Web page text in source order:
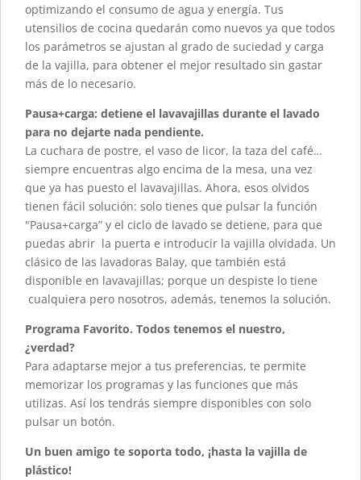
optimizando el consumo de agua y energía. Tus
utensilios de cocina quedarán como nuevos ya que todos
los parámetros se ajustan al grado de suciedad y carga
de la vajilla, para obtener el mejor resultado sin gastar
más de lo necesario.
Pausa+carga: detiene el lavavajillas durante el lavado
para no dejarte nada pendiente.
La cuchara de postre, el vaso de licor, la taza del café…
siempre encuentras algo encima de la mesa, una vez
que ya has puesto el lavavajillas. Ahora, esos olvidos
tienen fácil solución: solo tienes que pulsar la función
"Pausa+carga” y el ciclo de lavado se detiene, para que
puedas abrir la puerta e introducir la vajilla olvidada. Un
clásico de las lavadoras Balay, que también está
disponible en lavavajillas; porque un despiste lo tiene
cualquiera pero nosotros, además, tenemos la solución.
Programa Favorito. Todos tenemos el nuestro,
¿verdad?
Para adaptarse mejor a tus preferencias, te permite
memorizar los programas y las funciones que más
utilizas. Así los tendrás siempre disponibles con solo
pulsar un botón.
Un buen amigo te soporta todo, ¡hasta la vajilla de
plástico!